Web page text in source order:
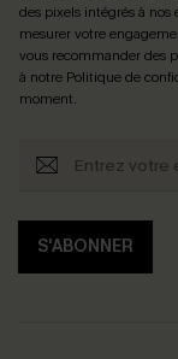
des pixels intégrés à
mesurer votre
vous recommander des
à notre Politique de
moment.
S'ABONNER